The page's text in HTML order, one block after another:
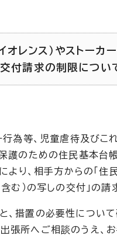
イオレンス）やストー
交付請求の制限に
行為等、児童虐待及び
護のための住民基本台
より、相手方からの「
む）の写しの交付」の
、措置の必要性につい
張所へご相談のうえ、お